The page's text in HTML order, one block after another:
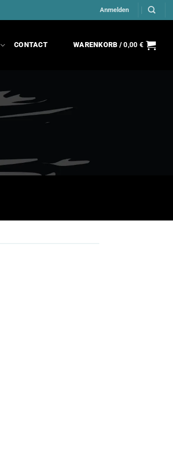
Anmelden
CONTACT WARENKORB /0,00 €